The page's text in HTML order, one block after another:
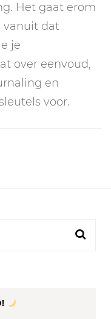
Het gaat erom
vanuit dat
je
over eenvoud,
en
voor.